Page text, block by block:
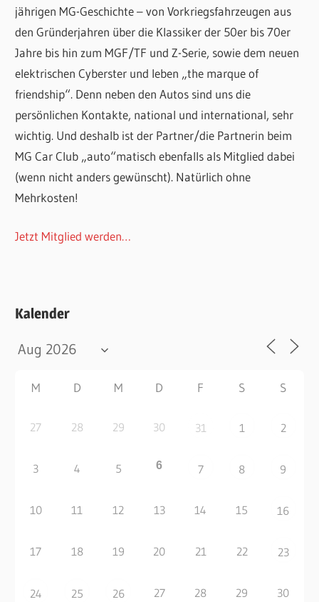
jährigen MG-Geschichte – von Vorkriegsfahrzeugen aus
den Gründerjahren über die Klassiker der 50er bis 70er
Jahre bis hin zum MGF/TF und Z-Serie, sowie dem neuen
elektrischen Cyberster und leben „the marque of
friendship“. Denn neben den Autos sind uns die
persönlichen Kontakte, national und international, sehr
wichtig. Und deshalb ist der Partner/die Partnerin beim
MG Car Club „auto“matisch ebenfalls als Mitglied dabei
(wenn nicht anders gewünscht). Natürlich ohne
Mehrkosten!
Jetzt Mitglied werden…
Kalender
M D M D F S S
27 28 29 30 31 1 2
3 4 5 6 7 8 9
10 11 12 13 14 15 16
17 18 19 20 21 22 23
24 25 26 27 28 29 30